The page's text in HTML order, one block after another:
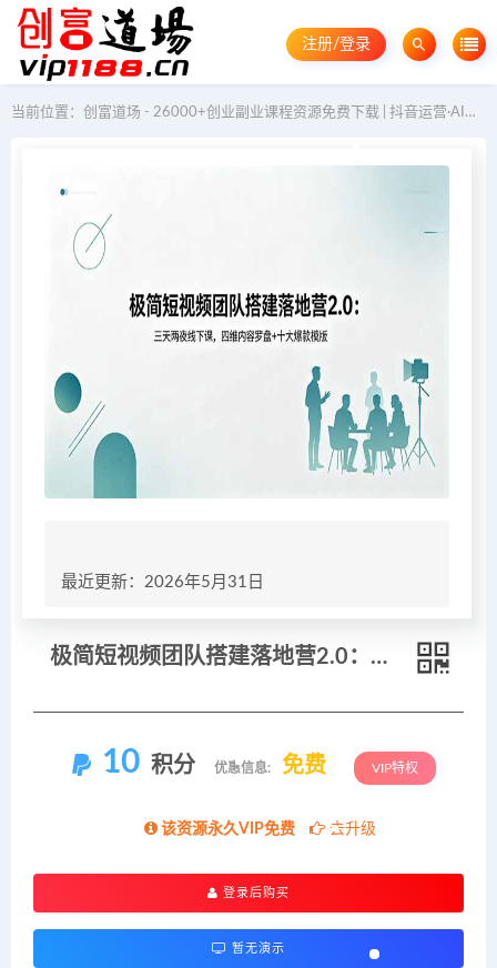
注册/登录
当前位置： 创富道场 - 26000+创业副业课程资源免费下载 | 抖音运营·AI教程·GEO优化
最近更新：2026年5月31日
极简短视频团队搭建落地营2.0：三天两夜线下课，四维内容罗盘+十大爆款模版
10 积分 优惠信息: 免费 VIP特权
该资源永久VIP免费 去升级
登录后购买
暂无演示